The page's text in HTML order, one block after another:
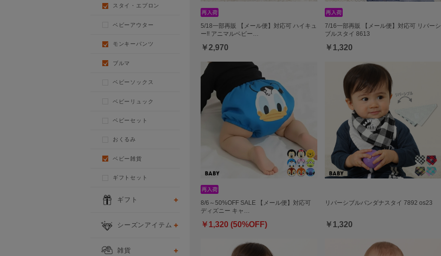
5/18一部再販 【メール便】対応可 ハイキュ
ー!! アニマルベビー…
￥2,970
7/16一部再販 【メール便】対応可 リバーシ
ブルスタイ 8613
￥1,320
8/6～50%OFF SALE 【メール便】対応可
ディズニー キャ…
￥1,320 (50%OFF)
リバーシブルバンダナスタイ 7892 os23
￥1,320
スタイ・エプロン
ベビーアウター
モンキーパンツ
ブルマ
ベビーソックス
ベビーリュック
ベビーセット
おくるみ
ベビー雑貨
ギフトセット
ギフト
シーズンアイテム
雑貨